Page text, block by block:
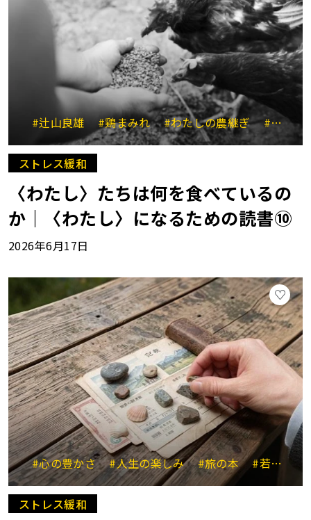
#辻山良雄 #鶏まみれ #わたしの農継ぎ #食といのち
ストレス緩和
〈わたし〉たちは何を食べているの
か｜〈わたし〉になるための読書⑩
2026年6月17日
#心の豊かさ #人生の楽しみ #旅の本 #若菜晃子
ストレス緩和